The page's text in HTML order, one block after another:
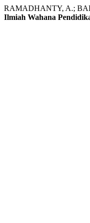
RAMADHANTY, A.;
Ilmiah Wahana